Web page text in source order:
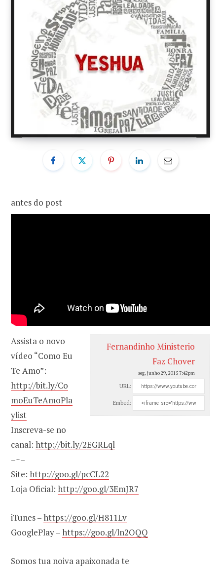
o
k
r
a
m
antes do post
Fernandinho Ministerio
Faz Chover
seg, junho 29, 2015 7:42pm
URL:
Embed:
Assista o novo
vídeo “Como Eu
Te Amo”:
http://bit.ly/Co
moEuTeAmoPla
ylist
Inscreva-se no
canal: http://bit.ly/2EGRLql
–~–
Site: http://goo.gl/pcCL22
Loja Oficial: http://goo.gl/3EmJR7
iTunes –https://goo.gl/H811Lv
GooglePlay –https://goo.gl/ln2OQQ
Somos tua noiva apaixonada te